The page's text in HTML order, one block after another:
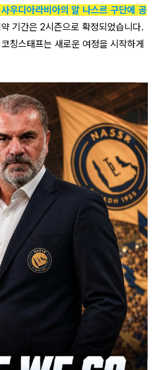
우디아라비아의 알 나스르 구단에 공
기간은 2시즌으로 확정되었습니다.
칭스태프는 새로운 여정을 시작하게